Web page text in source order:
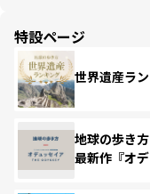
特設ページ
世界遺産ラ
地球の歩き
最新作『オデ